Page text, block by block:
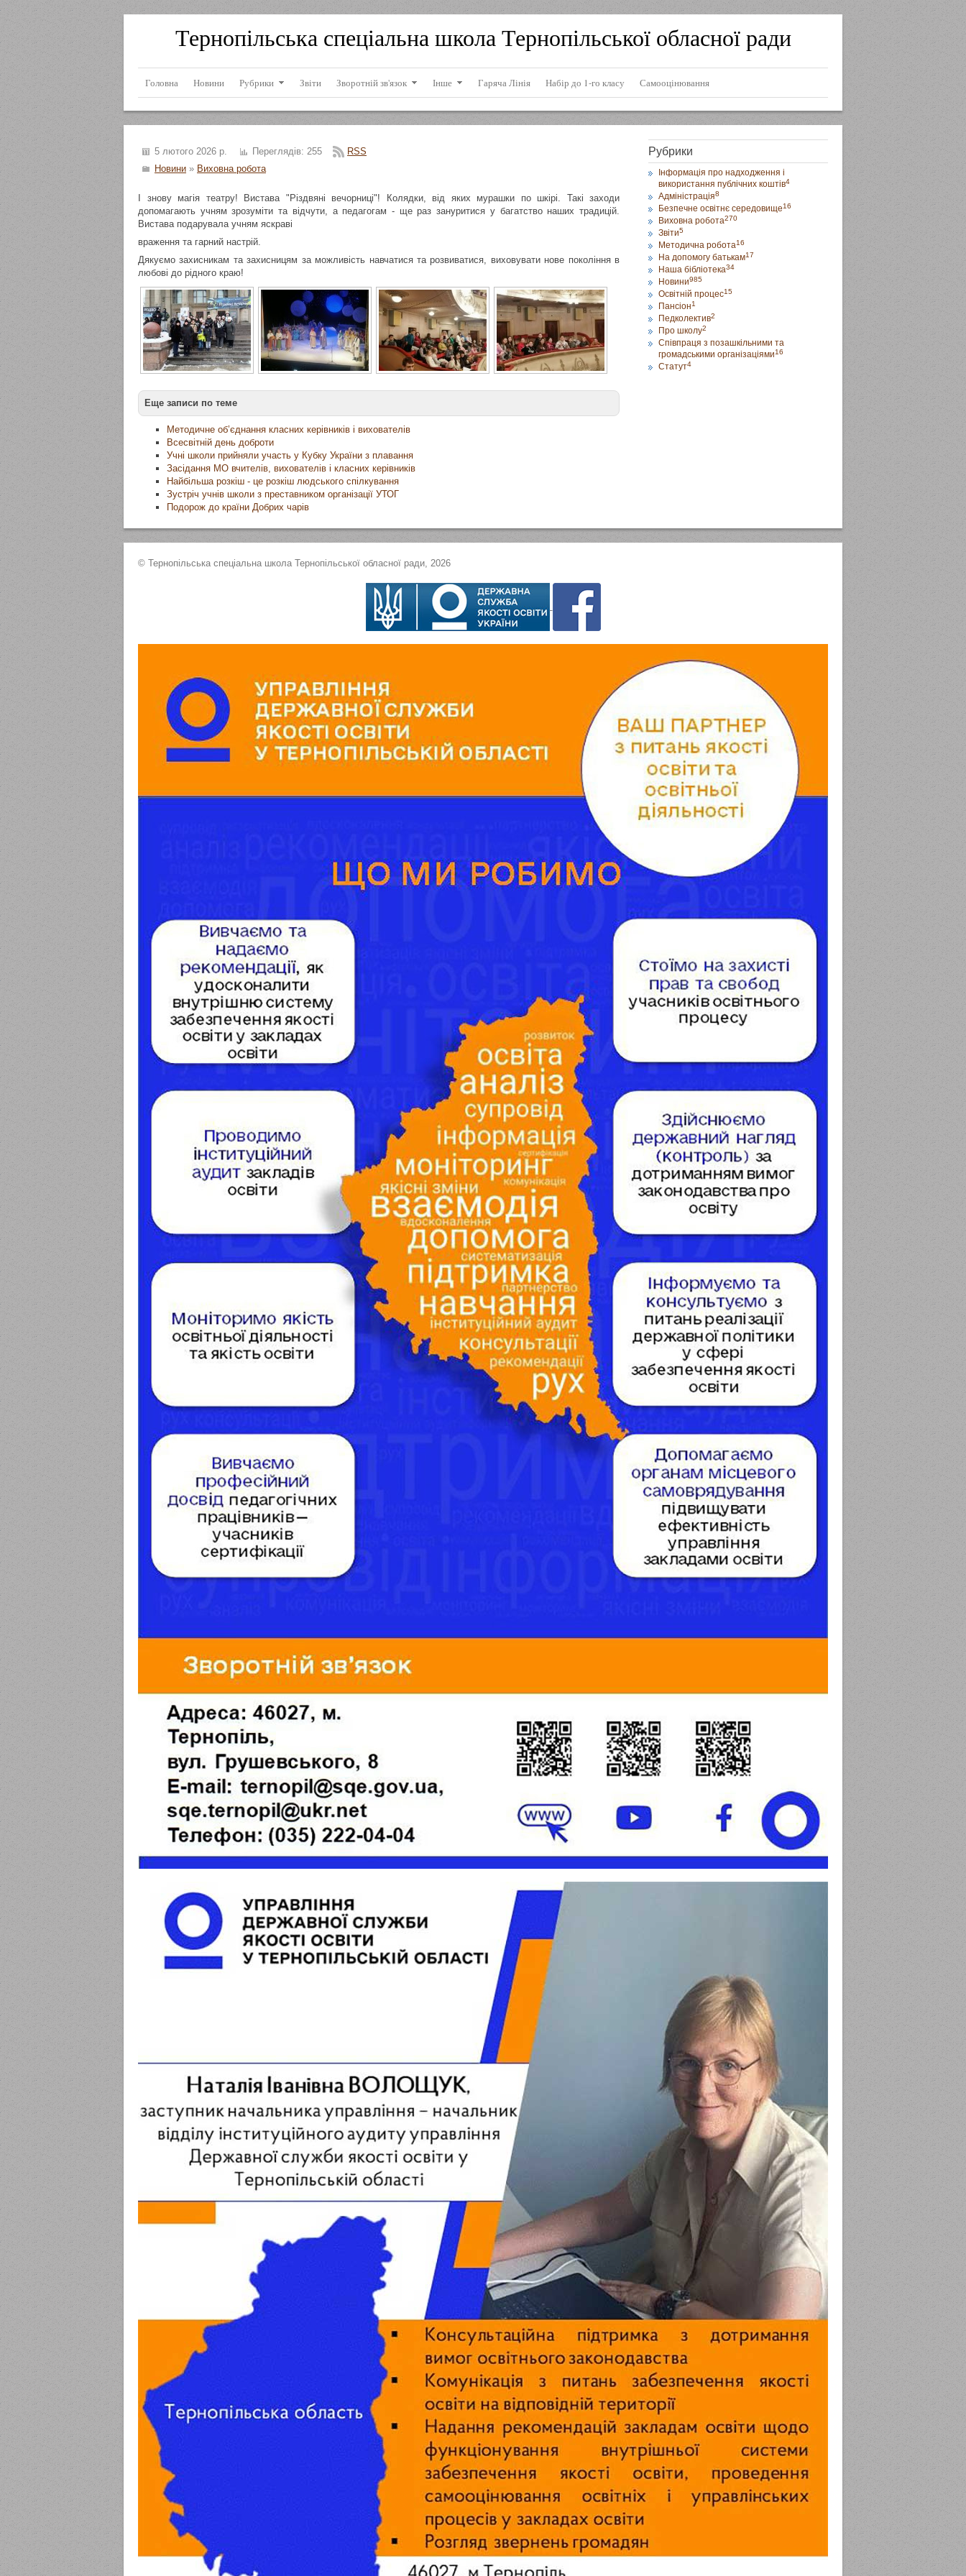
Тернопільська спеціальна школа Тернопільської обласної ради
Головна Новини Рубрики Звіти Зворотній зв'язок Інше Гаряча Лінія Набір до 1-го класу Самооцінювання
5 лютого 2026 р. Переглядів: 255
RSS
Новини » Виховна робота
І знову магія театру! Вистава "Різдвяні вечорниці"! Колядки, від яких мурашки по шкірі. Такі заходи
допомагають учням зрозуміти та відчути, а педагогам - ще раз зануритися у багатство наших традицій.
Вистава подарувала учням яскраві
враження та гарний настрій.
Дякуємо захисникам та захисницям за можливість навчатися та розвиватися, виховувати нове покоління в
любові до рідного краю!
Еще записи по теме
Методичне об’єднання класних керівників і вихователів
Всесвітній день доброти
Учні школи прийняли участь у Кубку України з плавання
Засідання МО вчителів, вихователів і класних керівників
Найбільша розкіш - це розкіш людського спілкування
Зустріч учнів школи з преставником організації УТОГ
Подорож до країни Добрих чарів
Рубрики
Інформація про надходження і
використання публічних коштів4
Адміністрація8
Безпечне освітнє середовище16
Виховна робота270
Звіти5
Методична робота16
На допомогу батькам17
Наша бібліотека34
Новини985
Освітній процес15
Пансіон1
Педколектив2
Про школу2
Співпраця з позашкільними та
громадськими організаціями16
Статут4
© Тернопільська спеціальна школа Тернопільської обласної ради, 2026